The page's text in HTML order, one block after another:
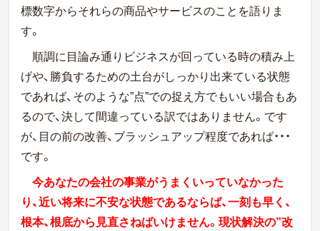
標数字からそれらの商品やサービスのことを語りま
す。
順調に目論み通りビジネスが回っている時の積み上
げや、勝負するための土台がしっかり出来ている状態
であれば、そのような”点”での捉え方でもいい場合もあ
るので、決して間違っている訳ではありません。です
が、目の前の改善、ブラッシュアップ程度であれば・・・
です。
今あなたの会社の事業がうまくいっていなかった
り、近い将来に不安な状態であるならば、一刻も早く、
根本、根底から見直さねばいけません。現状解決の”改